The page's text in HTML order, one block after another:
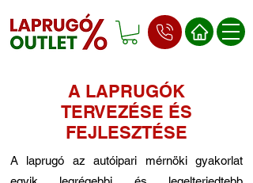
A LAPRUGÓK
TERVEZÉSE ÉS
FEJLESZTÉSE
A laprugó az autóipari mérnöki gyakorlat